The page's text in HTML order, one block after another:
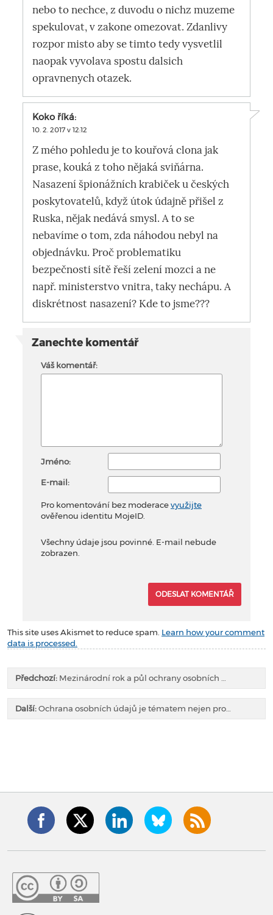
nebo to nechce, z duvodu o nichz muzeme
spekulovat, v zakone omezovat. Zdanlivy
rozpor misto aby se timto tedy vysvetlil
naopak vyvolava spostu dalsich
opravnenych otazek.
Koko říká:
10. 2. 2017 v 12:12
Z mého pohledu je to kouřová clona jak
prase, kouká z toho nějaká sviňárna.
Nasazení špionážních krabiček u českých
poskytovatelů, když útok údajně přišel z
Ruska, nějak nedává smysl. A to se
nebavíme o tom, zda náhodou nebyl na
objednávku. Proč problematiku
bezpečnosti sítě řeší zelení mozci a ne
např. ministerstvo vnitra, taky nechápu. A
diskrétnost nasazení? Kde to jsme???
Zanechte komentář
Váš komentář:
Jméno:
E-mail:
Pro komentování bez moderacevyužijte
ověřenou identitu MojeID.
Všechny údaje jsou povinné. E-mail nebude
zobrazen.
This site uses Akismet to reduce spam. Learn how your comment
data is processed.
Předchozí: Mezinárodní rok a půl ochrany osobních …
Další:Ochrana osobních údajů je tématem nejen pro…